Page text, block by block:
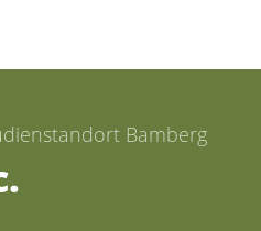
Bamberg